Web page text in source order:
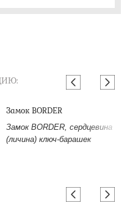
Замок BORDER
Замок BORDER, сердцевина
(личина) ключ-барашек